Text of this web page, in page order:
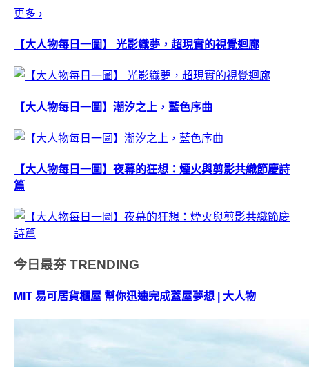
更多 ›
【大人物每日一圖】 光影織夢，超現實的視覺迴廊
【大人物每日一圖】潮汐之上，藍色序曲
【大人物每日一圖】夜幕的狂想：煙火與剪影共織節慶詩
篇
今日最夯 TRENDING
MIT 易可居貨櫃屋 幫你迅速完成蓋屋夢想 | 大人物